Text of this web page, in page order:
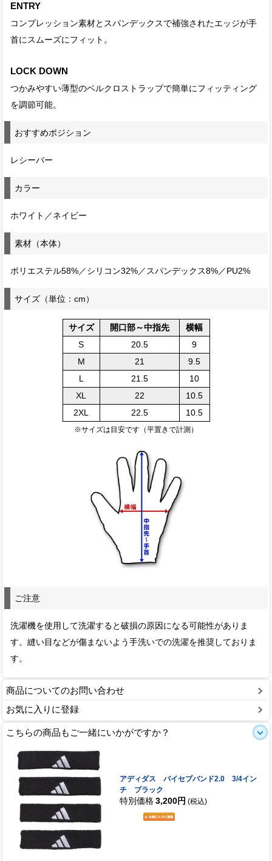
ENTRY
コンプレッション素材とスパンデックスで補強されたエッジが手
首にスムーズにフィット。
LOCK DOWN
つかみやすい薄型のベルクロストラップで簡単にフィッティング
を調節可能。
おすすめポジション
レシーバー
カラー
ホワイト／ネイビー
素材（本体）
ポリエステル58%／シリコン32%／スパンデックス8%／PU2%
サイズ（単位：cm）
サイズ 開口部～中指先
横幅
S
20.5
9
M
21
9.5
L
21.5
10
XL
22
10.5
2XL
22.5 10.5
※サイズは目安です（平置きで計測）
ご注意
洗濯機を使用して洗濯すると破損の原因になる可能性がありま
す。縫い目などが傷まないよう手洗いでの洗濯を推奨しておりま
す。
商品についてのお問い合わせ
お気に入りに登録
こちらの商品もご一緒にいかがですか？
アディダス バイセプバンド2.0 3/4イン
チ ブラック
特別価格 3,200円 (税込)